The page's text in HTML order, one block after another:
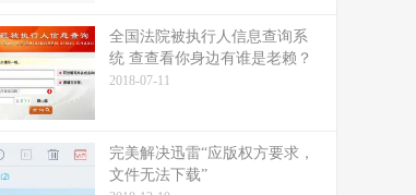
全国法院被执行人信息查询系
统 查查看你身边有谁是老赖？
2018-07-11
完美解决迅雷“应版权方要求，
文件无法下载”